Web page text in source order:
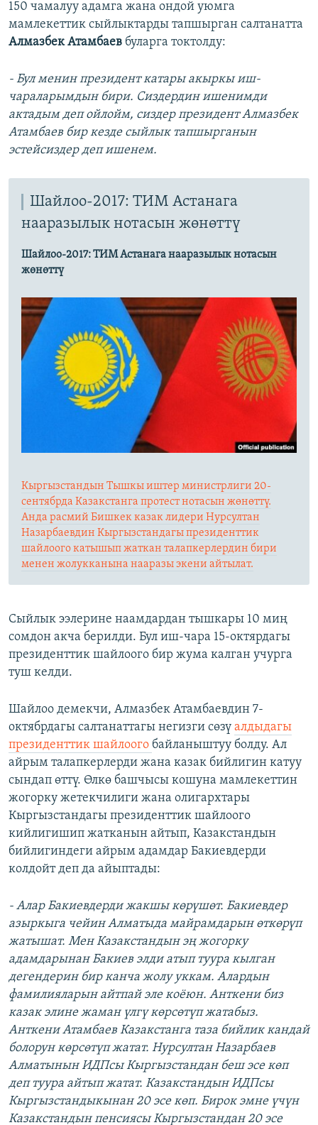
150 чамалуу адамга жана ондой уюмга
мамлекеттик сыйлыктарды тапшырган салтанатта
Алмазбек Атамбаев буларга токтолду:
- Бул менин президент катары акыркы иш-
чараларымдын бири. Сиздердин ишенимди
актадым деп ойлойм, сиздер президент Алмазбек
Атамбаев бир кезде сыйлык тапшырганын
эстейсиздер деп ишенем.
Шайлоо-2017: ТИМ Астанага
нааразылык нотасын жөнөттү
Шайлоо-2017: ТИМ Астанага нааразылык нотасын
жөнөттү
Кыргызстандын Тышкы иштер министрлиги 20-
сентябрда Казакстанга протест нотасын жөнөттү.
Анда расмий Бишкек казак лидери Нурсултан
Назарбаевдин Кыргызстандагы президенттик
шайлоого катышып жаткан талапкерлердин бири
менен жолукканына нааразы экени айтылат.
Сыйлык ээлерине наамдардан тышкары 10 миң
сомдон акча берилди. Бул иш-чара 15-октярдагы
президенттик шайлоого бир жума калган учурга
туш келди.
Шайлоо демекчи, Алмазбек Атамбаевдин 7-
октябрдагы салтанаттагы негизги сөзү алдыдагы
президенттик шайлоого байланыштуу болду. Ал
айрым талапкерлерди жана казак бийлигин катуу
сындап өттү. Өлкө башчысы кошуна мамлекеттин
жогорку жетекчилиги жана олигархтары
Кыргызстандагы президенттик шайлоого
кийлигишип жатканын айтып, Казакстандын
бийлигиндеги айрым адамдар Бакиевдерди
колдойт деп да айыптады:
- Алар Бакиевдерди жакшы көрүшөт. Бакиевдер
азыркыга чейин Алматыда майрамдарын өткөрүп
жатышат. Мен Казакстандын эң жогорку
адамдарынан Бакиев элди атып туура кылган
дегендерин бир канча жолу уккам. Алардын
фамилияларын айтпай эле коёюн. Анткени биз
казак элине жаман үлгү көрсөтүп жатабыз.
Анткени Атамбаев Казакстанга таза бийлик кандай
болорун көрсөтүп жатат. Нурсултан Назарбаев
Алматынын ИДПсы Кыргызстандан беш эсе көп
деп туура айтып жатат. Казакстандын ИДПсы
Кыргызстандыкынан 20 эсе көп. Бирок эмне үчүн
Казакстандын пенсиясы Кыргызстандан 20 эсе